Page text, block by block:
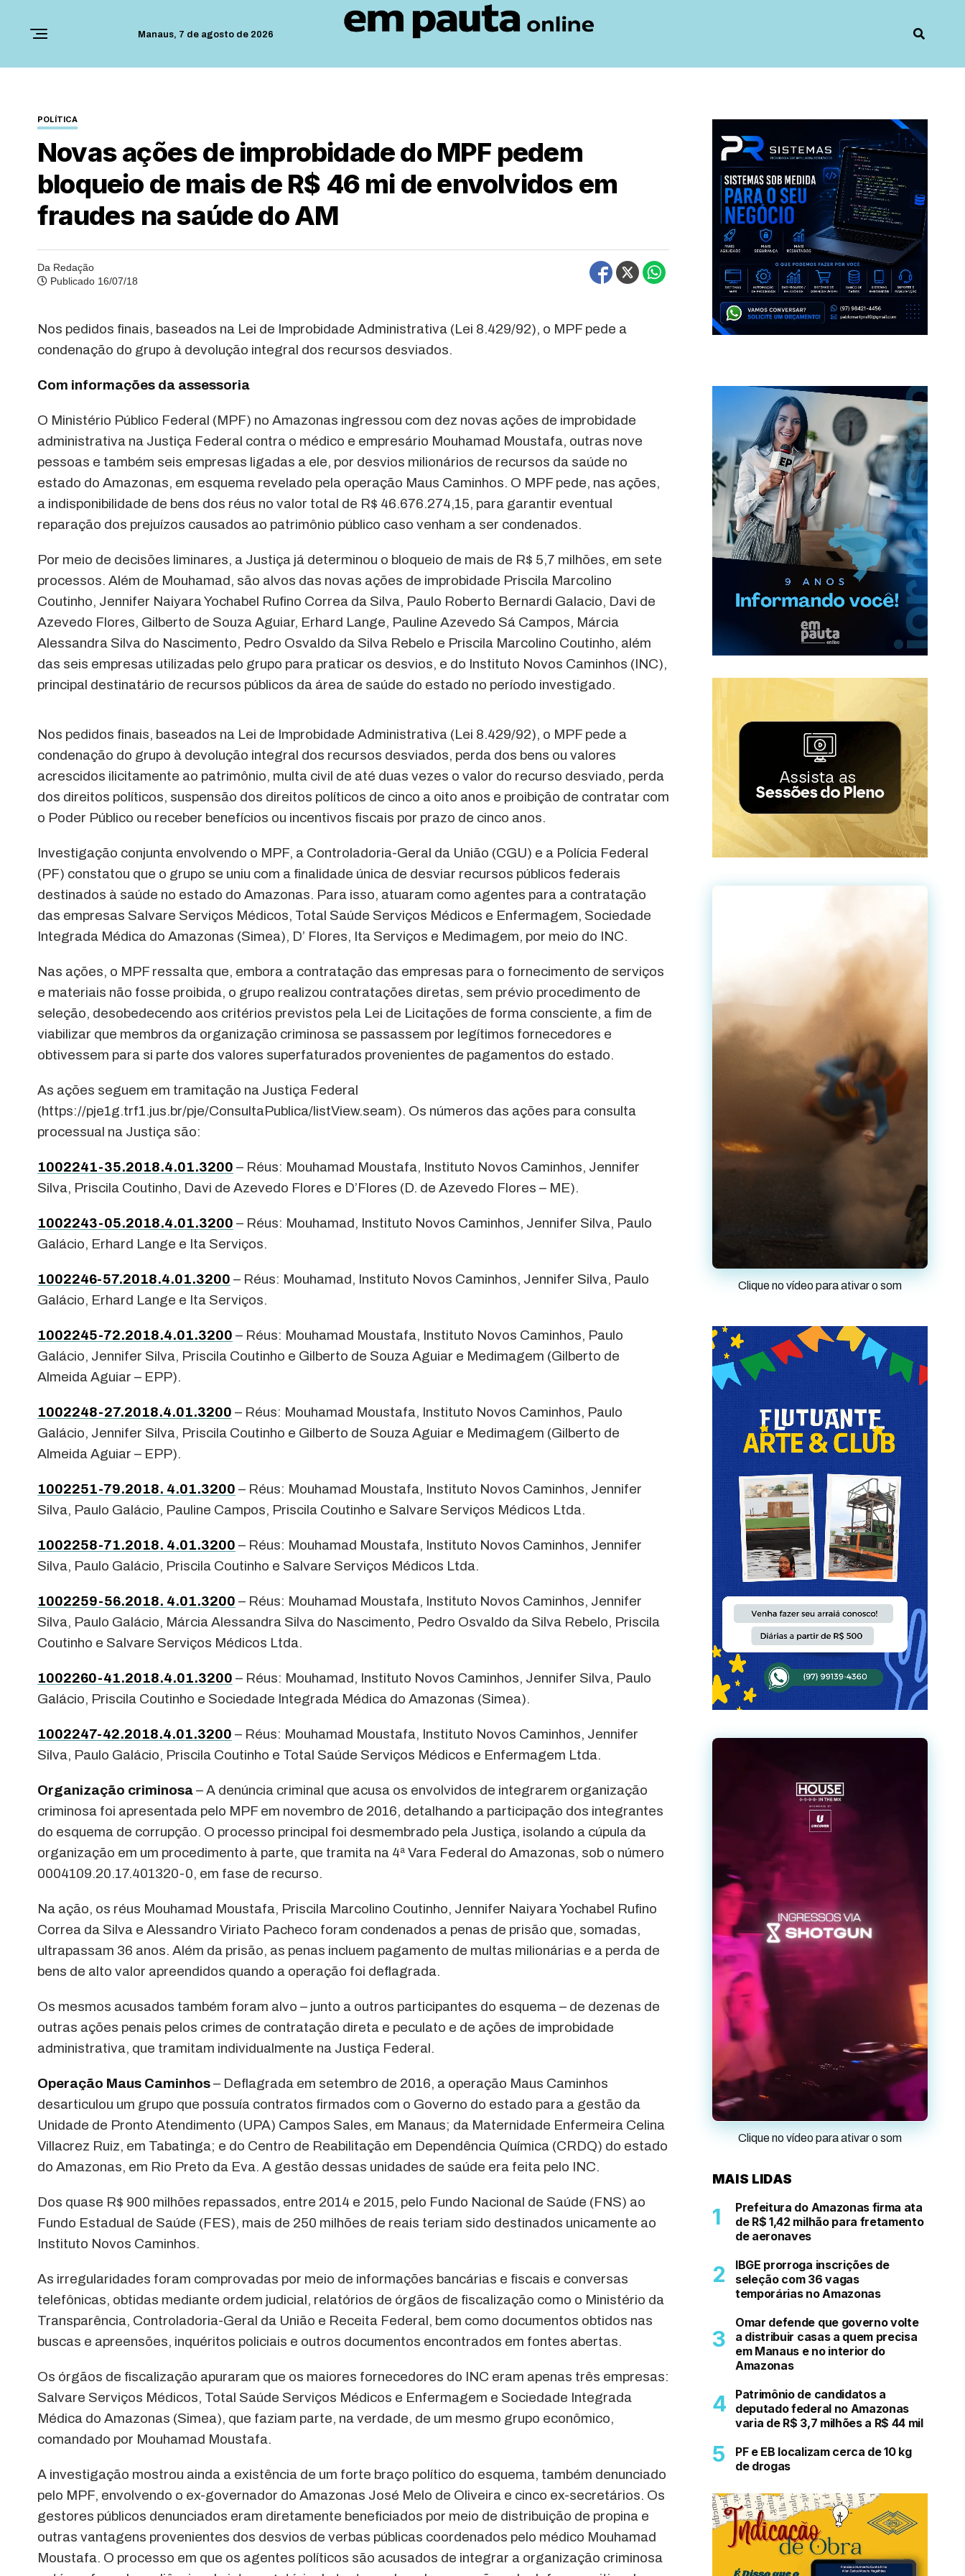
Manaus, 7 de agosto de 2026
POLÍTICA
Novas ações de improbidade do MPF pedem
bloqueio de mais de R$ 46 mi de envolvidos em
fraudes na saúde do AM
Da Redação
Publicado 16/07/18
Nos pedidos finais, baseados na Lei de Improbidade Administrativa (Lei 8.429/92), o MPF pede a
condenação do grupo à devolução integral dos recursos desviados.
Com informações da assessoria
O Ministério Público Federal (MPF) no Amazonas ingressou com dez novas ações de improbidade
administrativa na Justiça Federal contra o médico e empresário Mouhamad Moustafa, outras nove
pessoas e também seis empresas ligadas a ele, por desvios milionários de recursos da saúde no
estado do Amazonas, em esquema revelado pela operação Maus Caminhos. O MPF pede, nas ações,
a indisponibilidade de bens dos réus no valor total de R$ 46.676.274,15, para garantir eventual
reparação dos prejuízos causados ao patrimônio público caso venham a ser condenados.
Por meio de decisões liminares, a Justiça já determinou o bloqueio de mais de R$ 5,7 milhões, em sete
processos. Além de Mouhamad, são alvos das novas ações de improbidade Priscila Marcolino
Coutinho, Jennifer Naiyara Yochabel Rufino Correa da Silva, Paulo Roberto Bernardi Galacio, Davi de
Azevedo Flores, Gilberto de Souza Aguiar, Erhard Lange, Pauline Azevedo Sá Campos, Márcia
Alessandra Silva do Nascimento, Pedro Osvaldo da Silva Rebelo e Priscila Marcolino Coutinho, além
das seis empresas utilizadas pelo grupo para praticar os desvios, e do Instituto Novos Caminhos (INC),
principal destinatário de recursos públicos da área de saúde do estado no período investigado.
Nos pedidos finais, baseados na Lei de Improbidade Administrativa (Lei 8.429/92), o MPF pede a
condenação do grupo à devolução integral dos recursos desviados, perda dos bens ou valores
acrescidos ilicitamente ao patrimônio, multa civil de até duas vezes o valor do recurso desviado, perda
dos direitos políticos, suspensão dos direitos políticos de cinco a oito anos e proibição de contratar com
o Poder Público ou receber benefícios ou incentivos fiscais por prazo de cinco anos.
Investigação conjunta envolvendo o MPF, a Controladoria-Geral da União (CGU) e a Polícia Federal
(PF) constatou que o grupo se uniu com a finalidade única de desviar recursos públicos federais
destinados à saúde no estado do Amazonas. Para isso, atuaram como agentes para a contratação
das empresas Salvare Serviços Médicos, Total Saúde Serviços Médicos e Enfermagem, Sociedade
Integrada Médica do Amazonas (Simea), D’ Flores, Ita Serviços e Medimagem, por meio do INC.
Nas ações, o MPF ressalta que, embora a contratação das empresas para o fornecimento de serviços
e materiais não fosse proibida, o grupo realizou contratações diretas, sem prévio procedimento de
seleção, desobedecendo aos critérios previstos pela Lei de Licitações de forma consciente, a fim de
viabilizar que membros da organização criminosa se passassem por legítimos fornecedores e
obtivessem para si parte dos valores superfaturados provenientes de pagamentos do estado.
As ações seguem em tramitação na Justiça Federal
(https://pje1g.trf1.jus.br/pje/ConsultaPublica/listView.seam). Os números das ações para consulta
processual na Justiça são:
1002241-35.2018.4.01.3200 – Réus: Mouhamad Moustafa, Instituto Novos Caminhos, Jennifer
Silva, Priscila Coutinho, Davi de Azevedo Flores e D’Flores (D. de Azevedo Flores – ME).
1002243-05.2018.4.01.3200 – Réus: Mouhamad, Instituto Novos Caminhos, Jennifer Silva, Paulo
Galácio, Erhard Lange e Ita Serviços.
1002246-57.2018.4.01.3200 – Réus: Mouhamad, Instituto Novos Caminhos, Jennifer Silva, Paulo
Galácio, Erhard Lange e Ita Serviços.
1002245-72.2018.4.01.3200 – Réus: Mouhamad Moustafa, Instituto Novos Caminhos, Paulo
Galácio, Jennifer Silva, Priscila Coutinho e Gilberto de Souza Aguiar e Medimagem (Gilberto de
Almeida Aguiar – EPP).
1002248-27.2018.4.01.3200 – Réus: Mouhamad Moustafa, Instituto Novos Caminhos, Paulo
Galácio, Jennifer Silva, Priscila Coutinho e Gilberto de Souza Aguiar e Medimagem (Gilberto de
Almeida Aguiar – EPP).
1002251-79.2018. 4.01.3200 – Réus: Mouhamad Moustafa, Instituto Novos Caminhos, Jennifer
Silva, Paulo Galácio, Pauline Campos, Priscila Coutinho e Salvare Serviços Médicos Ltda.
1002258-71.2018. 4.01.3200 – Réus: Mouhamad Moustafa, Instituto Novos Caminhos, Jennifer
Silva, Paulo Galácio, Priscila Coutinho e Salvare Serviços Médicos Ltda.
1002259-56.2018. 4.01.3200 – Réus: Mouhamad Moustafa, Instituto Novos Caminhos, Jennifer
Silva, Paulo Galácio, Márcia Alessandra Silva do Nascimento, Pedro Osvaldo da Silva Rebelo, Priscila
Coutinho e Salvare Serviços Médicos Ltda.
1002260-41.2018.4.01.3200 – Réus: Mouhamad, Instituto Novos Caminhos, Jennifer Silva, Paulo
Galácio, Priscila Coutinho e Sociedade Integrada Médica do Amazonas (Simea).
1002247-42.2018.4.01.3200 – Réus: Mouhamad Moustafa, Instituto Novos Caminhos, Jennifer
Silva, Paulo Galácio, Priscila Coutinho e Total Saúde Serviços Médicos e Enfermagem Ltda.
Organização criminosa– A denúncia criminal que acusa os envolvidos de integrarem organização
criminosa foi apresentada pelo MPF em novembro de 2016, detalhando a participação dos integrantes
do esquema de corrupção. O processo principal foi desmembrado pela Justiça, isolando a cúpula da
organização em um procedimento à parte, que tramita na 4ª Vara Federal do Amazonas, sob o número
0004109.20.17.401320-0, em fase de recurso.
Na ação, os réus Mouhamad Moustafa, Priscila Marcolino Coutinho, Jennifer Naiyara Yochabel Rufino
Correa da Silva e Alessandro Viriato Pacheco foram condenados a penas de prisão que, somadas,
ultrapassam 36 anos. Além da prisão, as penas incluem pagamento de multas milionárias e a perda de
bens de alto valor apreendidos quando a operação foi deflagrada.
Os mesmos acusados também foram alvo – junto a outros participantes do esquema – de dezenas de
outras ações penais pelos crimes de contratação direta e peculato e de ações de improbidade
administrativa, que tramitam individualmente na Justiça Federal.
Operação Maus Caminhos– Deflagrada em setembro de 2016, a operação Maus Caminhos
desarticulou um grupo que possuía contratos firmados com o Governo do estado para a gestão da
Unidade de Pronto Atendimento (UPA) Campos Sales, em Manaus; da Maternidade Enfermeira Celina
Villacrez Ruiz, em Tabatinga; e do Centro de Reabilitação em Dependência Química (CRDQ) do estado
do Amazonas, em Rio Preto da Eva. A gestão dessas unidades de saúde era feita pelo INC.
Dos quase R$ 900 milhões repassados, entre 2014 e 2015, pelo Fundo Nacional de Saúde (FNS) ao
Fundo Estadual de Saúde (FES), mais de 250 milhões de reais teriam sido destinados unicamente ao
Instituto Novos Caminhos.
As irregularidades foram comprovadas por meio de informações bancárias e fiscais e conversas
telefônicas, obtidas mediante ordem judicial, relatórios de órgãos de fiscalização como o Ministério da
Transparência, Controladoria-Geral da União e Receita Federal, bem como documentos obtidos nas
buscas e apreensões, inquéritos policiais e outros documentos encontrados em fontes abertas.
Os órgãos de fiscalização apuraram que os maiores fornecedores do INC eram apenas três empresas:
Salvare Serviços Médicos, Total Saúde Serviços Médicos e Enfermagem e Sociedade Integrada
Médica do Amazonas (Simea), que faziam parte, na verdade, de um mesmo grupo econômico,
comandado por Mouhamad Moustafa.
A investigação mostrou ainda a existência de um forte braço político do esquema, também denunciado
pelo MPF, envolvendo o ex-governador do Amazonas José Melo de Oliveira e cinco ex-secretários. Os
gestores públicos denunciados eram diretamente beneficiados por meio de distribuição de propina e
outras vantagens provenientes dos desvios de verbas públicas coordenados pelo médico Mouhamad
Moustafa. O processo em que os agentes políticos são acusados de integrar a organização criminosa
Clique no vídeo para ativar o som
Clique no vídeo para ativar o som
MAIS LIDAS
Prefeitura do Amazonas firma ata
de R$ 1,42 milhão para fretamento
de aeronaves
IBGE prorroga inscrições de
seleção com 36 vagas
temporárias no Amazonas
Omar defende que governo volte
a distribuir casas a quem precisa
em Manaus e no interior do
Amazonas
Patrimônio de candidatos a
deputado federal no Amazonas
varia de R$ 3,7 milhões a R$ 44 mil
PF e EB localizam cerca de 10 kg
de drogas